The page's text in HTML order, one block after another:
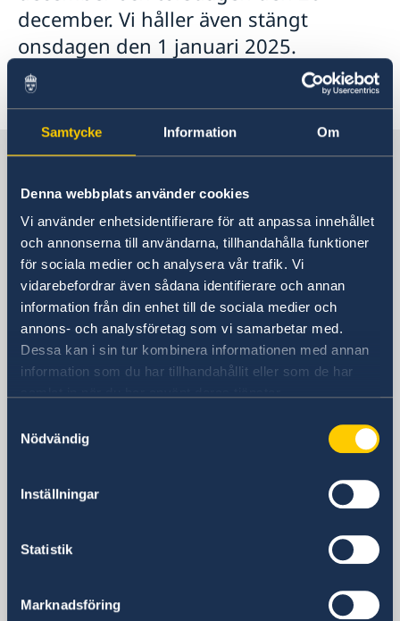
Samtycke Information Om
Denna webbplats använder cookies
Vi använder enhetsidentifierare för att anpassa innehållet
och annonserna till användarna, tillhandahålla funktioner
för sociala medier och analysera vår trafik. Vi
vidarebefordrar även sådana identifierare och annan
information från din enhet till de sociala medier och
annons- och analysföretag som vi samarbetar med.
Dessa kan i sin tur kombinera informationen med annan
information som du har tillhandahållit eller som de har
Nödvändig
Inställningar
Statistik
Marknadsföring
december. Vi håller även stängt
onsdagen den 1 januari 2025.
Sverige i Israel, Tel Aviv
Sveriges ambassad
Besöksadress
Adgar 360, 24 tr.
Hashlosha Street 2
Tel Aviv
Postadress
Embassy of Sweden
Israel
+972 3 718 00 00
Allmänna förfrågningar
passport.tel-aviv@gov.se